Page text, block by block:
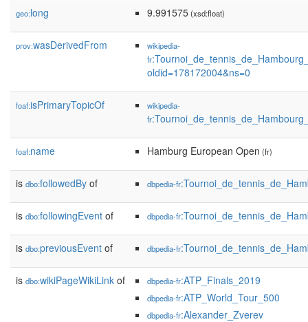
geo:long 9.991575(xsd:float)
prov:wasDerivedFrom
wikipedia-
fr
oldid=178172004&ns=0
foaf:isPrimaryTopicOf
wikipedia-
fr
foaf:name Hamburg European Open (fr)
is dbo:followedBy of dbpedia-fr
is dbo:followingEvent of dbpedia-fr
is dbo:previousEvent of dbpedia-fr
is dbo:wikiPageWikiLink of dbpedia-fr:ATP_Finals_2019
dbpedia-fr:ATP_World_Tour_500
dbpedia-fr:Alexander_Zverev